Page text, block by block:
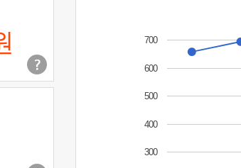
300
400
500
600
700